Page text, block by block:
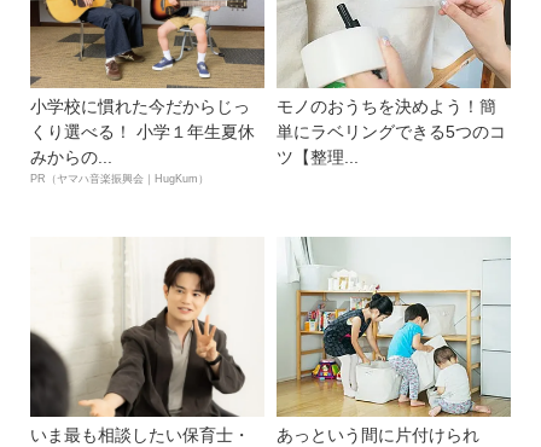
小学校に慣れた今だからじっ
くり選べる！ 小学１年生夏休
みからの...
PR（ヤマハ音楽振興会｜HugKum）
モノのおうちを決めよう！簡
単にラベリングできる5つのコ
ツ【整理...
いま最も相談したい保育士・
あっという間に片付けられ